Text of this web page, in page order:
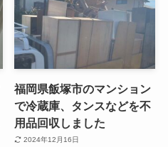
福岡県飯塚市のマンション
で冷蔵庫、タンスなどを不
用品回収しました
2024年12月16日